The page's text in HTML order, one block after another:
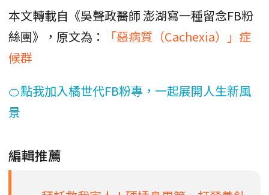
本文轉載自《吳聲政醫師 澎湖寫一種留念FB粉
絲團》，原文為：
「惡病質（Cachexia）」症
候群
🍊點我加入橘世代FB粉專，一起展開人生新風
景
編輯推薦